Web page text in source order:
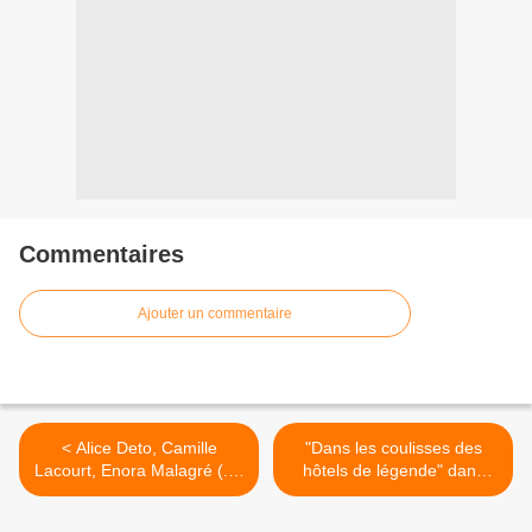
Commentaires
Ajouter un commentaire
< Alice Deto, Camille
Lacourt, Enora Malagré (...)
défendent l’Association
"Dans les coulisses des
hôtels de légende" dans
"Grands reportages" sur